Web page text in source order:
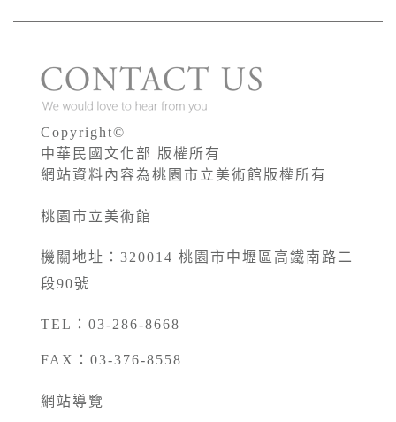
Copyright©
中華民國文化部 版權所有
網站資料內容為桃園市立美術館版權所有
桃園市立美術館
機關地址：320014 桃園市中壢區高鐵南路二
段90號
TEL：03-286-8668
FAX：03-376-8558
網站導覽